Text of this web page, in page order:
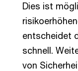
Dies ist
entscheidet
schnell.
von